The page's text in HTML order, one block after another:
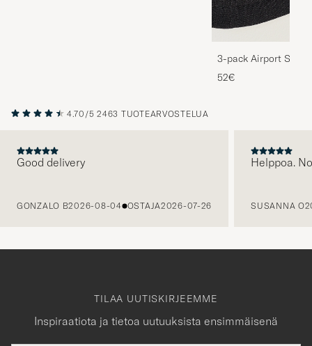
3-pack Airport
Melange
52€
4.70/5 2463 TUOTEARVOSTELUA
Good delivery
GONZALO B2026-08-04 OSTAJA2026-07-26
Helppoa.
SUSANNA O
TILAA UUTISKIRJEEMME
Inspiraatiota ja tietoa uutuuksista ensimmäisenä